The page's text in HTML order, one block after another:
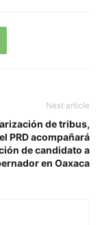
Next article
de tribus,
PRD acompañará
de candidato a
en Oaxaca